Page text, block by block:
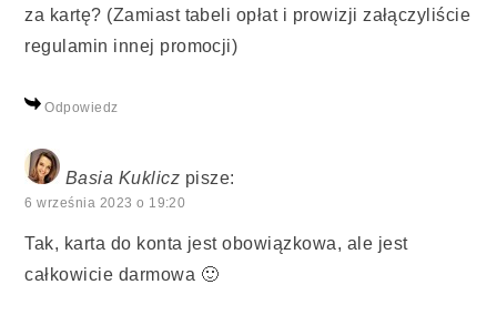
za kartę? (Zamiast tabeli opłat i prowizji załączyliście
regulamin innej promocji)
Odpowiedz
Basia Kuklicz pisze:
6 września 2023 o 19:20
Tak, karta do konta jest obowiązkowa, ale jest
całkowicie darmowa 🙂